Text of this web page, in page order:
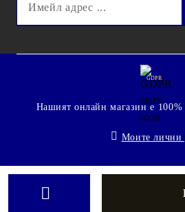
GDPR
Нашият онлайн магазин е 100%
Моите лични